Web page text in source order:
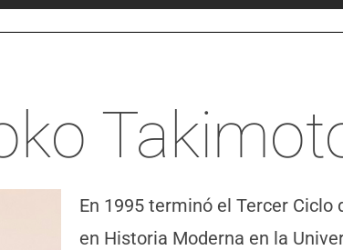
En 1995 terminó el Tercer
en Historia Moderna en la